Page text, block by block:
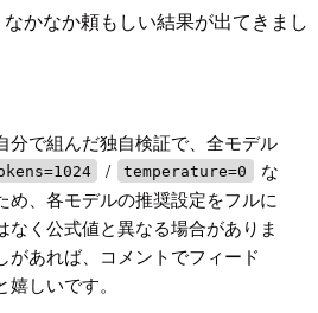
かなか頼もしい結果が出てきまし
分で組んだ独自検証で、全モデル
/ temperature=0
な
め、各モデルの推奨設定をフルに
なく公式値と異なる場合がありま
があれば、コメントでフィード
しいです。